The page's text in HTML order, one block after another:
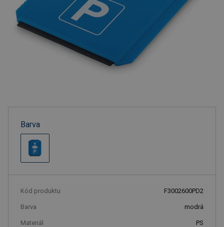
Barva
Kód produktu F3002600PD2
Barva modrá
Materiál PS